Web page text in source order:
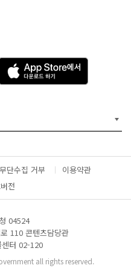
A
p
p
e
서
다
운
드
단수집 거부
이용약관
전
04524
110 콘텐츠담당관
터 02-120
all rights reserved.